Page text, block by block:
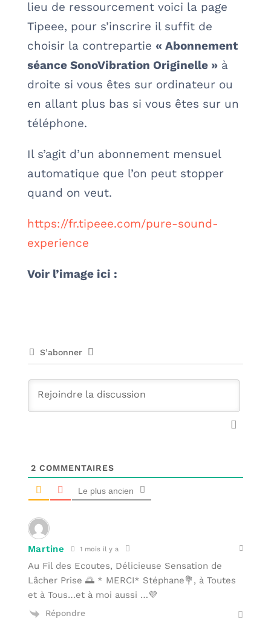
lieu de ressourcement voici la page
Tipeee, pour s’inscrire il suffit de
choisir la contrepartie « Abonnement
séance SonoVibration Originelle »à
droite si vous êtes sur ordinateur ou
en allant plus bas si vous êtes sur un
téléphone.
Il s’agit d’un abonnement mensuel
automatique que l’on peut stopper
quand on veut.
https://fr.tipeee.com/pure-sound-
experience
Voir l’image ici :
S’abonner
2 COMMENTAIRES
Le plus ancien
Martine 1 mois il y a
Au Fil des Ecoutes, Délicieuse Sensation de
Lâcher Prise 🌅 * MERCI* Stéphane💐, à Toutes
et à Tous…et à moi aussi …💜
Répondre